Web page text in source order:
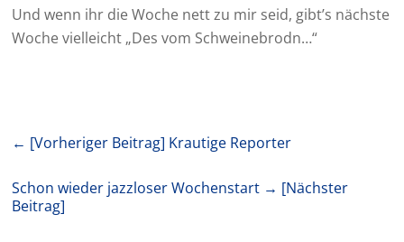
Und wenn ihr die Woche nett zu mir seid, gibt’s nächste
Woche vielleicht „Des vom Schweinebrodn…“
← [Vorheriger Beitrag] Krautige Reporter
Schon wieder jazzloser Wochenstart → [Nächster
Beitrag]